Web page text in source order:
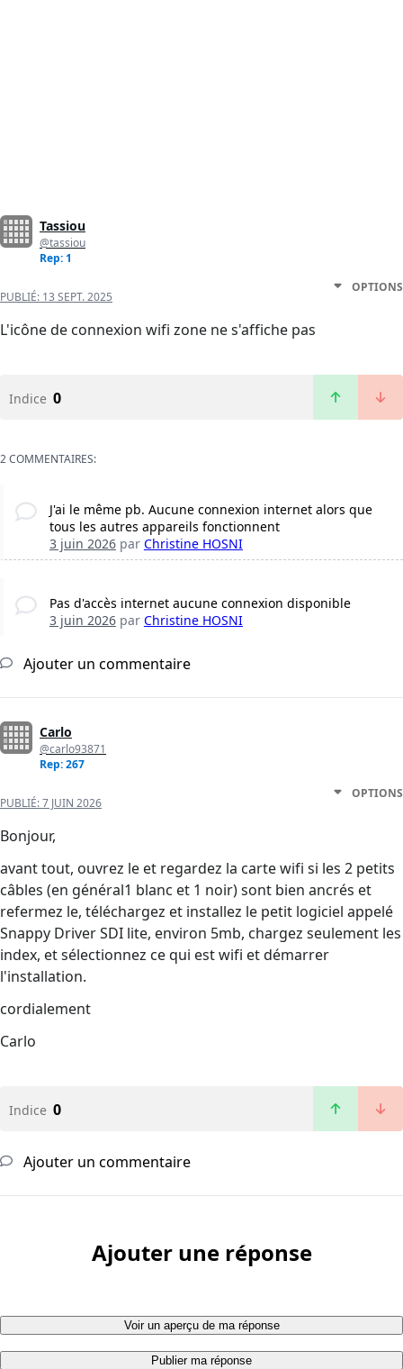
Tassiou
@tassiou
Rep: 1
PUBLIÉ: 13 SEPT. 2025
OPTIONS
L'icône de connexion wifi zone ne s'affiche pas
Indice 0
2 COMMENTAIRES:
J'ai le même pb. Aucune connexion internet alors que
tous les autres appareils fonctionnent
3 juin 2026par Christine HOSNI
Pas d'accès internet aucune connexion disponible
3 juin 2026par Christine HOSNI
Ajouter un commentaire
Carlo
@carlo93871
Rep: 267
PUBLIÉ:7 JUIN 2026
OPTIONS
Bonjour,
avant tout, ouvrez le et regardez la carte wifi si les 2 petits
câbles (en général1 blanc et 1 noir) sont bien ancrés et
refermez le, téléchargez et installez le petit logiciel appelé
Snappy Driver SDI lite, environ 5mb, chargez seulement les
index, et sélectionnez ce qui est wifi et démarrer
l'installation.
cordialement
Carlo
Indice 0
Ajouter un commentaire
Ajouter une réponse
Voir un aperçu de ma réponse
Publier ma réponse